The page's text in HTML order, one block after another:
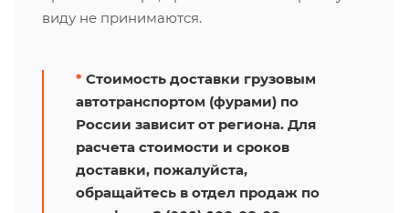
виду не принимаются.
* Стоимость доставки грузовым
автотранспортом (фурами) по
России зависит от региона. Для
расчета стоимости и сроков
доставки, пожалуйста,
обращайтесь в отдел продаж по